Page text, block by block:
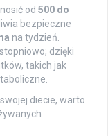
od 500 do
bezpieczne
na tydzień.
dzięki
takich jak
diecie, warto